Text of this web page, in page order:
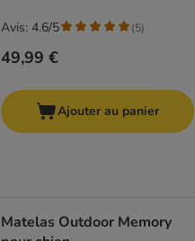
49,99 €
Avis: 4.6/5 (5)
Ajouter au panier
Matelas Outdoor Memory